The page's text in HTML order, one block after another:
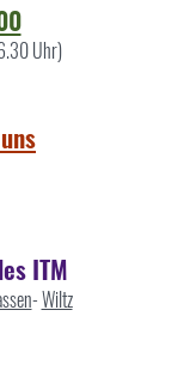
Uhr)
ITM
-Wiltz